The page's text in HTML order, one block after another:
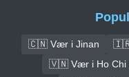
🇨🇳 Vær i Jinan 🇮🇷
🇻🇳 Vær i Ho Chi